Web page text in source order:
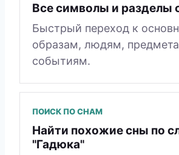
Все символы и разделы
Быстрый переход к
образам, людям,
событиям.
ПОИСК ПО СНАМ
Найти похожие сны по
"Гадюка"